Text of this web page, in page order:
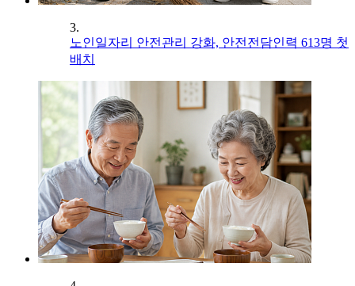
3.
노인일자리 안전관리 강화, 안전전담인력 613명 첫
배치